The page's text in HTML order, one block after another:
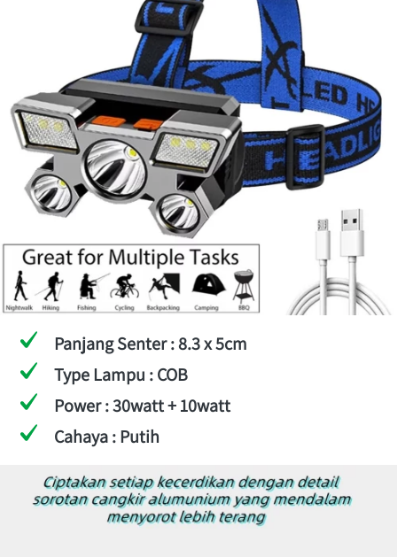
Panjang Senter : 8.3 x 5cm
Type Lampu : COB
Power : 30watt + 10watt
Cahaya : Putih